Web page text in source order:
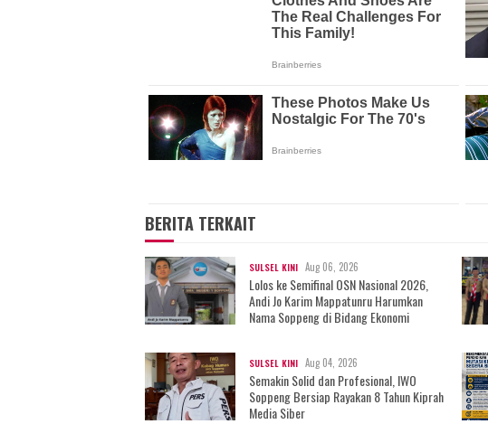
BERITA TERKAIT
SULSEL KINI Aug 06, 2026
Lolos ke Semifinal OSN Nasional 2026,
Andi Jo Karim Mappatunru Harumkan
Nama Soppeng di Bidang Ekonomi
SULSEL KINI Aug 04, 2026
Semakin Solid dan Profesional, IWO
Soppeng Bersiap Rayakan 8 Tahun Kiprah
Media Siber